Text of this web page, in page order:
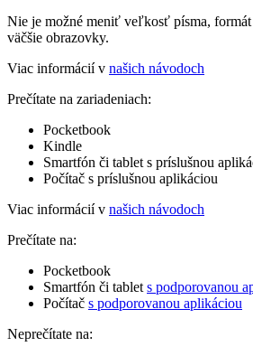
Nie je možné meniť veľkosť písma,
väčšie obrazovky.
Viac informácií v našich návodoch
Prečítate na zariadeniach:
Pocketbook
Kindle
Smartfón či tablet s príslušnou
Počítač s príslušnou aplikáciou
Viac informácií v našich návodoch
Prečítate na:
Pocketbook
Smartfón či tablet s podporovanou
Počítač s podporovanou aplikáciou
Neprečítate na: